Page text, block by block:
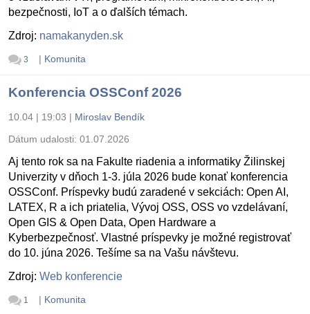
bezpečnosti, IoT a o ďalších témach.
Zdroj: namakanyden.sk
3 | Komunita
Konferencia OSSConf 2026
10.04 | 19:03 | Miroslav Bendík
Dátum udalosti: 01.07.2026
Aj tento rok sa na Fakulte riadenia a informatiky Žilinskej
Univerzity v dňoch 1-3. júla 2026 bude konať konferencia
OSSConf. Príspevky budú zaradené v sekciách: Open AI,
LATEX, R a ich priatelia, Vývoj OSS, OSS vo vzdelávaní,
Open GIS & Open Data, Open Hardware a
Kyberbezpečnosť. Vlastné príspevky je možné registrovať
do 10. júna 2026. Tešíme sa na Vašu návštevu.
Zdroj: Web konferencie
1 | Komunita